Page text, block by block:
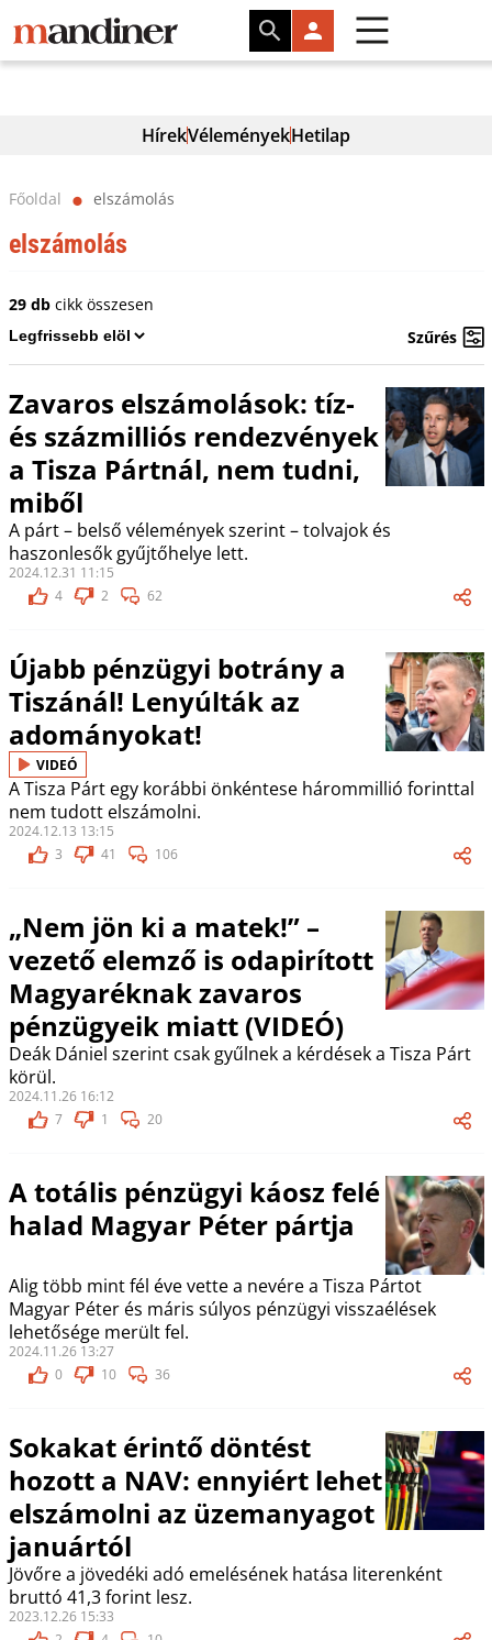
HírekVéleményekHetilap
Főoldal ⬤ elszámolás
elszámolás
29 dbcikk összesen
Szűrés
Zavaros elszámolások: tíz-
és százmilliós rendezvények
a Tisza Pártnál, nem tudni,
miből
A párt – belső vélemények szerint – tolvajok és
haszonlesők gyűjtőhelye lett.
2024.12.31 11:15
4
2 62
Újabb pénzügyi botrány a
Tiszánál! Lenyúlták az
adományokat!
VIDEÓ
A Tisza Párt egy korábbi önkéntese hárommillió forinttal
nem tudott elszámolni.
2024.12.13 13:15
3
41 106
„Nem jön ki a matek!” –
vezető elemző is odapirított
Magyaréknak zavaros
pénzügyeik miatt (VIDEÓ)
Deák Dániel szerint csak gyűlnek a kérdések a Tisza Párt
körül.
2024.11.26 16:12
7
1 20
A totális pénzügyi káosz felé
halad Magyar Péter pártja
Alig több mint fél éve vette a nevére a Tisza Pártot
Magyar Péter és máris súlyos pénzügyi visszaélések
lehetősége merült fel.
2024.11.26 13:27
0
10 36
Sokakat érintő döntést
hozott a NAV: ennyiért lehet
elszámolni az üzemanyagot
januártól
Jövőre a jövedéki adó emelésének hatása literenként
bruttó 41,3 forint lesz.
2023.12.26 15:33